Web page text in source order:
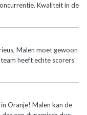
Kwaliteit in de
Malen moet gewoon
heeft echte scorers
Oranje! Malen kan de